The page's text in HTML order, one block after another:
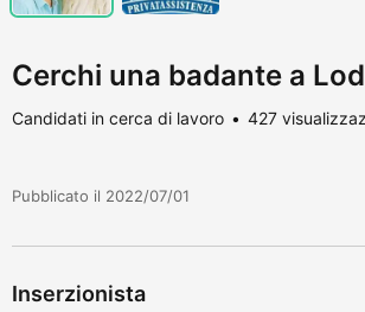
Cerchi una badante a
Candidati in cerca di lavoro 427
Pubblicato il 2022/07/01
Inserzionista